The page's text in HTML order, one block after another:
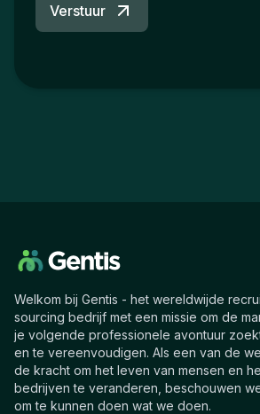
Verstuur
Welkom bij Gentis - het wereldwijde
sourcing bedrijf met een missie om de
je volgende professionele avontuur
en te vereenvoudigen. Als een van de
de kracht om het leven van mensen en
bedrijven te veranderen, beschouwen
om te kunnen doen wat we doen.